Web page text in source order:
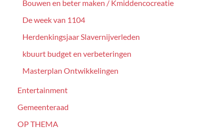
Bouwen en beter maken / Kmiddencocreatie
De week van 1104
Herdenkingsjaar Slavernijverleden
kbuurt budget en verbeteringen
Masterplan Ontwikkelingen
Entertainment
Gemeenteraad
OP THEMA